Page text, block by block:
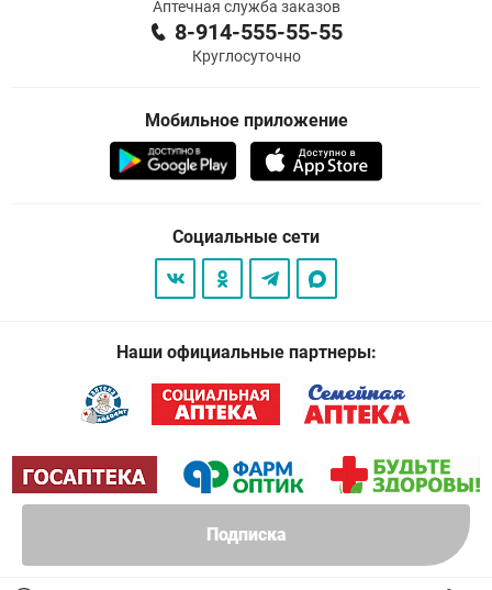
Подписка
Аптечная служба заказов
8-914-555-55-55
Круглосуточно
Мобильное приложение
Социальные сети
Наши официальные партнеры: